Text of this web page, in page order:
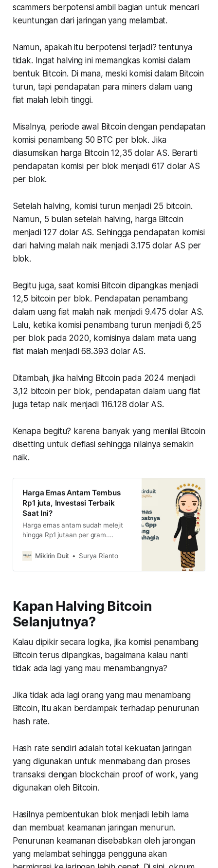
scammers berpotensi ambil bagian untuk mencari
keuntungan dari jaringan yang melambat.
Namun, apakah itu berpotensi terjadi? tentunya
tidak. Ingat halving ini memangkas komisi dalam
bentuk Bitcoin. Di mana, meski komisi dalam Bitcoin
turun, tapi pendapatan para miners dalam uang
fiat malah lebih tinggi.
Misalnya, periode awal Bitcoin dengan pendapatan
komisi penambang 50 BTC per blok. Jika
diasumsikan harga Bitcoin 12,35 dolar AS. Berarti
pendapatan komisi per blok menjadi 617 dolar AS
per blok.
Setelah halving, komisi turun menjadi 25 bitcoin.
Namun, 5 bulan setelah halving, harga Bitcoin
menjadi 127 dolar AS. Sehingga pendapatan komisi
dari halving malah naik menjadi 3.175 dolar AS per
blok.
Begitu juga, saat komisi Bitcoin dipangkas menjadi
12,5 bitcoin per blok. Pendapatan penambang
dalam uang fiat malah naik menjadi 9.475 dolar AS.
Lalu, ketika komisi penambang turun menjadi 6,25
per blok pada 2020, komisinya dalam mata uang
fiat malah menjadi 68.393 dolar AS.
Ditambah, jika halving Bitcoin pada 2024 menjadi
3,12 bitcoin per blok, pendapatan dalam uang fiat
juga tetap naik menjadi 116.128 dolar AS.
Kenapa begitu? karena banyak yang menilai Bitcoin
disetting untuk deflasi sehingga nilainya semakin
naik.
Harga Emas Antam Tembus
Rp1 juta, Investasi Terbaik
Saat Ini?
Harga emas antam sudah melejit
hingga Rp1 jutaan per gram.
yang terbaik mengalahkan saham
Mikirin Duit Surya Rianto
Kapan Halving Bitcoin
Selanjutnya?
Kalau dipikir secara logika, jika komisi penambang
Bitcoin terus dipangkas, bagaimana kalau nanti
tidak ada lagi yang mau menambangnya?
Jika tidak ada lagi orang yang mau menambang
Bitcoin, itu akan berdampak terhadap penurunan
hash rate.
Hash rate sendiri adalah total kekuatan jaringan
yang digunakan untuk menmabang dan proses
transaksi dengan blockchain proof of work, yang
digunakan oleh Bitcoin.
Hasilnya pembentukan blok menjadi lebih lama
dan membuat keamanan jaringan menurun.
Penurunan keamanan disebabkan oleh jarongan
yang melambat sehingga pengguna akan